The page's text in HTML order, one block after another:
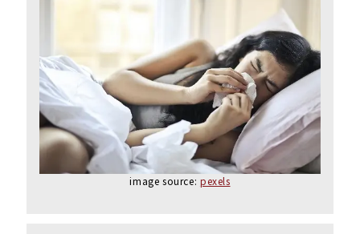
image source: pexels